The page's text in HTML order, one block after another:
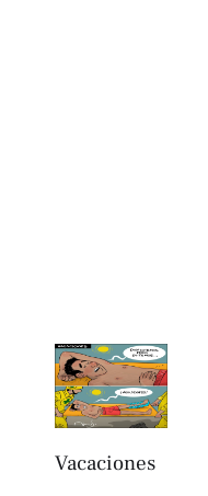
Vacaciones